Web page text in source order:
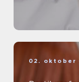
02. oktober